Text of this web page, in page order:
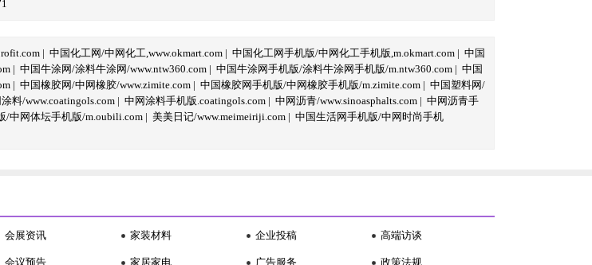
| 中国化工网/中网化工,www.okmart.com | 中国化工网手机版/中网化工手机版,m.okmart.com | 中国
| 中国牛涂网/涂料牛涂网/www.ntw360.com | 中国牛涂网手机版/涂料牛涂网手机版/m.ntw360.com | 中国
| 中国橡胶网/中网橡胶/www.zimite.com | 中国橡胶网手机版/中网橡胶手机版/m.zimite.com | 中国塑料网/
料/www.coatingols.com | 中网涂料手机版.coatingols.com | 中网沥青/www.sinoasphalts.com | 中网沥青手
/中网体坛手机版/m.oubili.com | 美美日记/www.meimeiriji.com | 中国生活网手机版/中网时尚手机
会展资讯
会议预告
家装材料
家居家电
企业投稿
广告服务
高端访谈
政策法规